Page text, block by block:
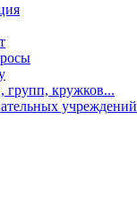
групп, кружков...
учреждений